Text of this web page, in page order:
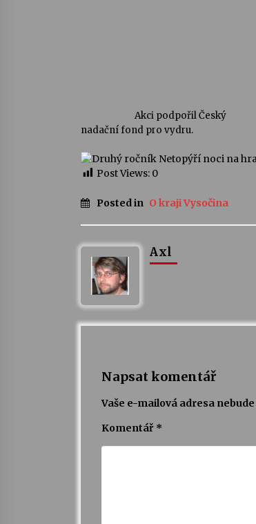
Akci podpořil Český
nadační fond pro vydru.
Post Views: 0
Posted in O kraji Vysočina
Axl
Napsat komentář
Vaše e-mailová adresa
Komentář *